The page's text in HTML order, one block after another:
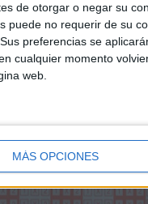
de otorgar o negar su
puede no requerir de su
preferencias se
cualquier momento
web.
MÁS OPCIONES